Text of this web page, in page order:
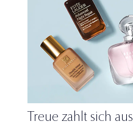
Treue zahlt sich aus